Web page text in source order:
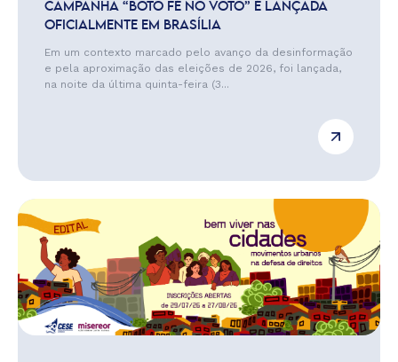
CAMPANHA “BOTO FÉ NO VOTO” É LANÇADA
OFICIALMENTE EM BRASÍLIA
Em um contexto marcado pelo avanço da desinformação
e pela aproximação das eleições de 2026, foi lançada,
na noite da última quinta-feira (3...